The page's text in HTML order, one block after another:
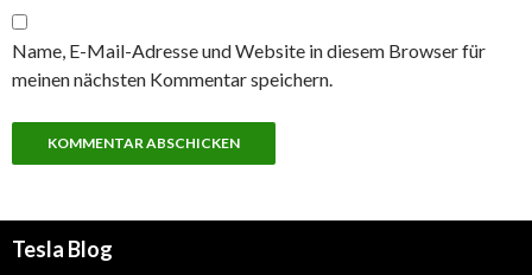
Name, E-Mail-Adresse und Website in diesem Browser für
meinen nächsten Kommentar speichern.
Tesla Blog